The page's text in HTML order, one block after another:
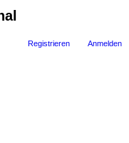
Anmelden
Registrieren